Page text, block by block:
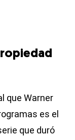
que Warner
es el
que duró